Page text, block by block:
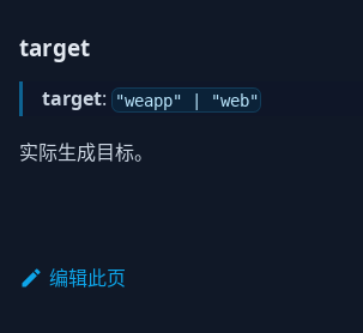
target
target: "weapp" | "web"
实际生成目标。
编辑此页